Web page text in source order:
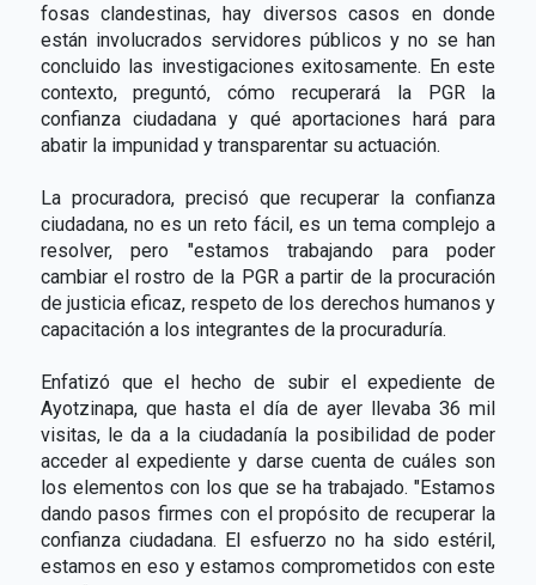
fosas clandestinas, hay diversos casos en donde
están involucrados servidores públicos y no se han
concluido las investigaciones exitosamente. En este
contexto, preguntó, cómo recuperará la PGR la
confianza ciudadana y qué aportaciones hará para
abatir la impunidad y transparentar su actuación.
La procuradora, precisó que recuperar la confianza
ciudadana, no es un reto fácil, es un tema complejo a
resolver, pero "estamos trabajando para poder
cambiar el rostro de la PGR a partir de la procuración
de justicia eficaz, respeto de los derechos humanos y
capacitación a los integrantes de la procuraduría.
Enfatizó que el hecho de subir el expediente de
Ayotzinapa, que hasta el día de ayer llevaba 36 mil
visitas, le da a la ciudadanía la posibilidad de poder
acceder al expediente y darse cuenta de cuáles son
los elementos con los que se ha trabajado. "Estamos
dando pasos firmes con el propósito de recuperar la
confianza ciudadana. El esfuerzo no ha sido estéril,
estamos en eso y estamos comprometidos con este